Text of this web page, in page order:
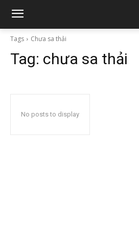
Tags Chưa sa thải
Tag: chưa sa thải
No posts to display